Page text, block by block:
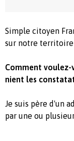
Simple citoyen
sur notre
Comment voulez-
nient les
Je suis père d'un
par une ou